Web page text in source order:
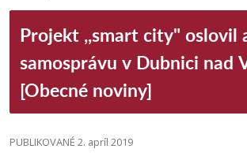
Projekt ,,smart city" oslovil
samosprávu v Dubnici nad
[Obecné noviny]
PUBLIKOVANÉ 2. apríl 2019